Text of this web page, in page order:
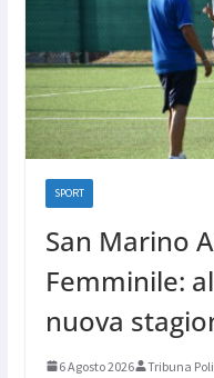
SPORT
San Marino
Femminile:
nuova
6 Agosto 2026 Tribuna